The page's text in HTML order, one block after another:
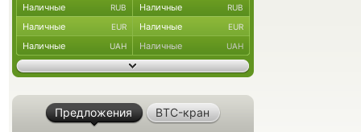
Наличные RUB Наличные RUB
Наличные EUR Наличные EUR
Наличные UAH Наличные UAH
Предложения BTC-кран